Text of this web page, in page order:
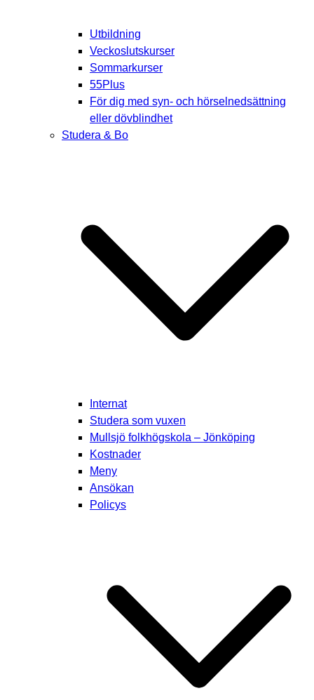
Utbildning
Veckoslutskurser
Sommarkurser
55Plus
För dig med syn- och hörselnedsättning
eller dövblindhet
Studera & Bo
Internat
Studera som vuxen
Mullsjö folkhögskola – Jönköping
Kostnader
Meny
Ansökan
Policys